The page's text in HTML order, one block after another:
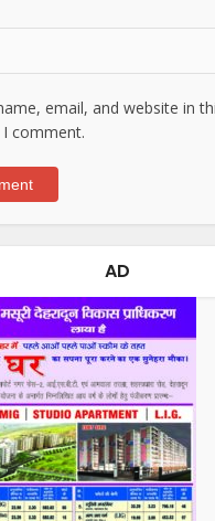
email, and website in
comment.
AD